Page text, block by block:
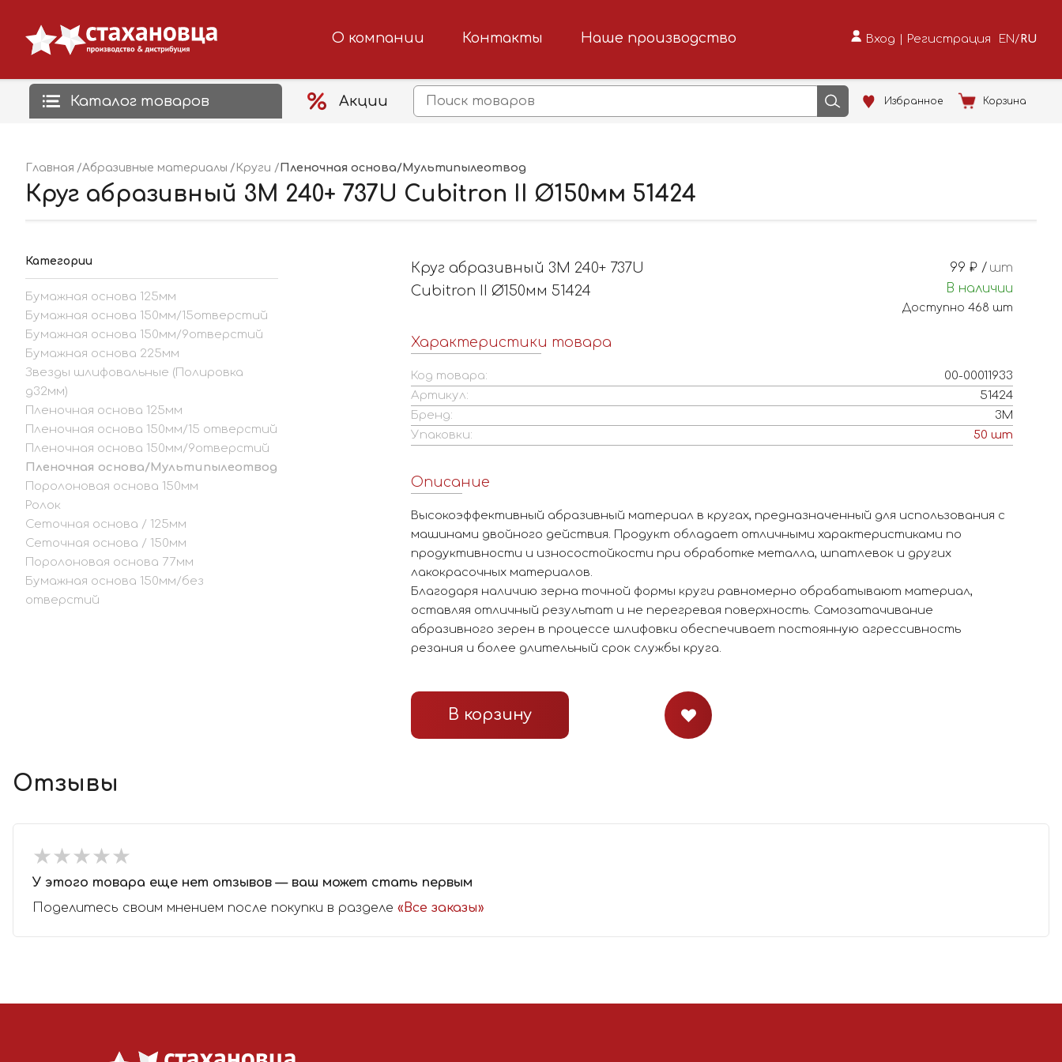
О компании Контакты Наше производство Вход | Регистрация EN /RU
Каталог товаров Акции Избранное Корзина
Главная Абразивные материалы Круги Пленочная основа/Мультипылеотвод
Круг абразивный 3M 240+ 737U Cubitron II Ø150мм 51424
Категории
Бумажная основа 125мм
Бумажная основа 150мм/15отверстий
Бумажная основа 150мм/9отверстий
Бумажная основа 225мм
Звезды шлифовальные (Полировка
д32мм)
Пленочная основа 125мм
Пленочная основа 150мм/15 отверстий
Пленочная основа 150мм/9отверстий
Пленочная основа/Мультипылеотвод
Поролоновая основа 150мм
Ролок
Сеточная основа / 125мм
Сеточная основа / 150мм
Поролоновая основа 77мм
Бумажная основа 150мм/без
отверстий
Круг абразивный 3M 240+ 737U
Cubitron II Ø150мм 51424
Характеристики товара
Код товара:
00-00011933
Артикул:
51424
Бренд:
3M
Упаковки:
50 шт
Описание
Высокоэффективный абразивный материал в кругах, предназначенный для использования с
машинами двойного действия. Продукт обладает отличными характеристиками по
продуктивности и износостойкости при обработке металла, шпатлевок и других
лакокрасочных материалов.
Благодаря наличию зерна точной формы круги равномерно обрабатывают материал,
оставляя отличный результат и не перегревая поверхность. Самозатачивание
абразивного зерен в процессе шлифовки обеспечивает постоянную агрессивность
резания и более длительный срок службы круга.
99 ₽ / шт
В наличии
Доступно 468 шт
В корзину
Отзывы
★★★★★
★★★★★
У этого товара еще нет отзывов — ваш может стать первым
Поделитесь своим мнением после покупки в разделе «Все заказы»